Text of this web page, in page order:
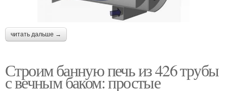
читать дальше →
Строим банную печь из 426 трубы
с вечным баком: простые